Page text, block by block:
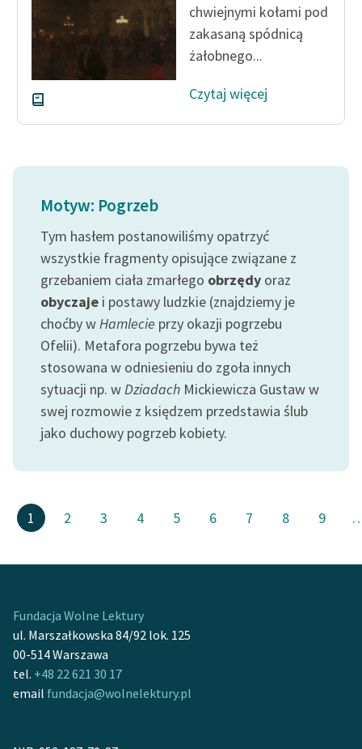
chwiejnymi kołami pod
zakasaną spódnicą
żałobnego...
Czytaj więcej
Motyw: Pogrzeb
Tym hasłem postanowiliśmy opatrzyć
wszystkie fragmenty opisujące związane z
grzebaniem ciała zmarłego obrzędy oraz
obyczaje i postawy ludzkie (znajdziemy je
choćby wHamlecie przy okazji pogrzebu
Ofelii). Metafora pogrzebu bywa też
stosowana w odniesieniu do zgoła innych
sytuacji np. wDziadach Mickiewicza Gustaw w
swej rozmowie z księdzem przedstawia ślub
jako duchowy pogrzeb kobiety.
1 2 3 4 5 6 7 8 9
Fundacja Wolne Lektury
ul. Marszałkowska 84/92 lok. 125
00-514 Warszawa
tel. +48 22 621 30 17
email fundacja@wolnelektury.pl